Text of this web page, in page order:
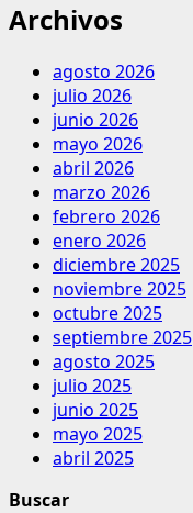
Archivos
agosto 2026
julio 2026
junio 2026
mayo 2026
abril 2026
marzo 2026
febrero 2026
enero 2026
diciembre 2025
noviembre 2025
octubre 2025
septiembre 2025
agosto 2025
julio 2025
junio 2025
mayo 2025
abril 2025
Buscar